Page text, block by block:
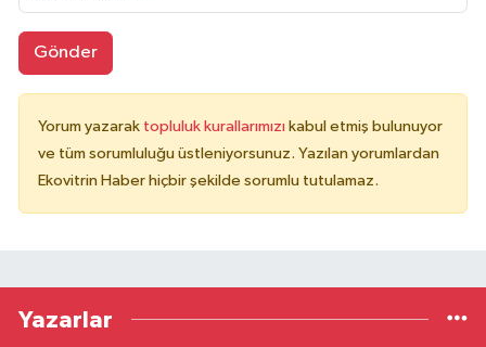
Gönder
Yorum yazarak topluluk kurallarımızı kabul etmiş bulunuyor
ve tüm sorumluluğu üstleniyorsunuz. Yazılan yorumlardan
Ekovitrin Haber hiçbir şekilde sorumlu tutulamaz.
Yazarlar